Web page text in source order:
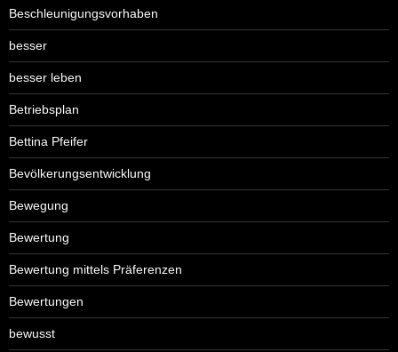
Beschleunigungsvorhaben
besser
besser leben
Betriebsplan
Bettina Pfeifer
Bevölkerungsentwicklung
Bewegung
Bewertung
Bewertung mittels Präferenzen
Bewertungen
bewusst